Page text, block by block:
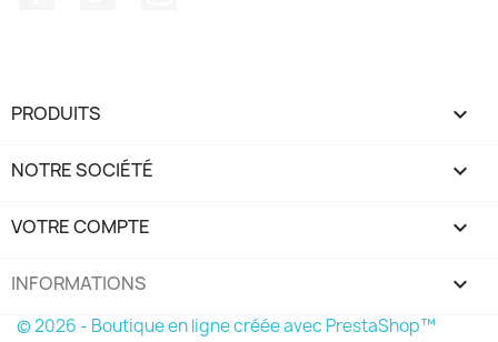
PRODUITS 
NOTRE SOCIÉTÉ 
VOTRE COMPTE 
INFORMATIONS keyboard_arrow_down
© 2026 - Boutique en ligne créée avec PrestaShop™